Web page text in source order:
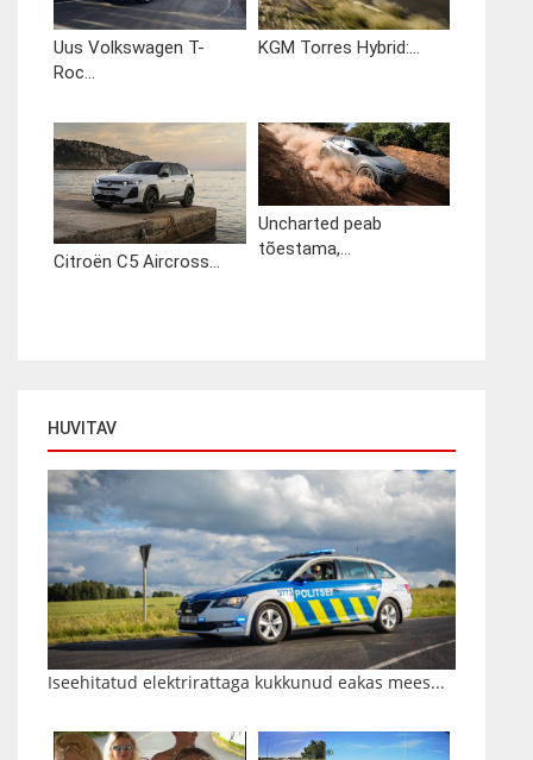
Uus Volkswagen T-
Roc...
KGM Torres Hybrid:...
Citroën C5 Aircross...
Uncharted peab
tõestama,...
HUVITAV
Iseehitatud elektrirattaga kukkunud eakas mees...